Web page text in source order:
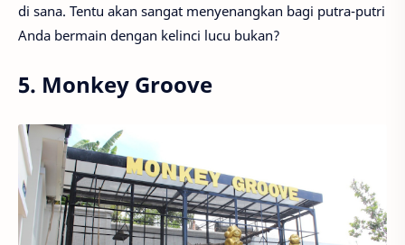
di sana. Tentu akan sangat menyenangkan bagi putra-putri
Anda bermain dengan kelinci lucu bukan?
5. Monkey Groove